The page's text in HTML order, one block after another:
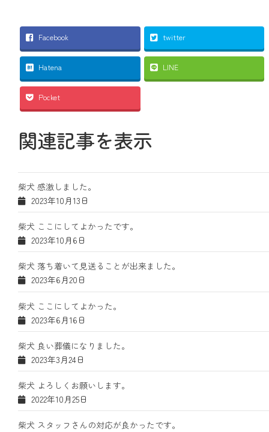
Facebook twitter
Hatena LINE
Pocket
関連記事を表示
柴犬 感激しました。
2023年10月13日
柴犬 ここにしてよかったです。
2023年10月6日
柴犬 落ち着いて見送ることが出来ました。
2023年6月20日
柴犬 ここにしてよかった。
2023年6月16日
柴犬 良い葬儀になりました。
2023年3月24日
柴犬 よろしくお願いします。
2022年10月25日
柴犬 スタッフさんの対応が良かったです。